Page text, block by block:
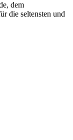
dem
die seltensten und